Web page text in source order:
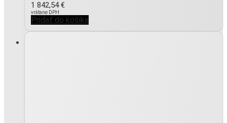
1 842,54€
vrátane DPH
Pridať do košíka